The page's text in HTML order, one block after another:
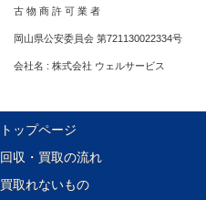
古 物 商 許 可 業 者
岡山県公安委員会 第721130022334号
会社名 : 株式会社 ウェルサービス
トップページ
回収・買取の流れ
買取れないもの